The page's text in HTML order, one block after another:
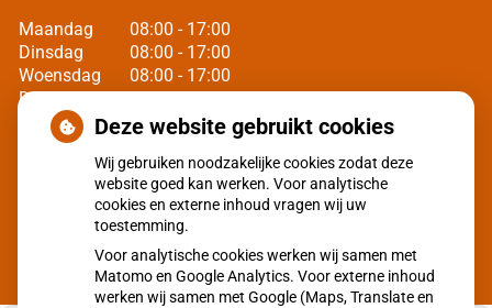
Maandag
08:00 - 17:00
Dinsdag
08:00 - 17:00
Woensdag
08:00 - 17:00
Donderdag
08:00 - 17:00
Vrijdag
08:00 - 17:00
Van 10:30 - 11:00 en 12:00 - 13:00 zijn wij in verband met
overleg en pauze alleen geopend voor spoedgevallen.
Deze website gebruikt cookies
Wij gebruiken noodzakelijke cookies zodat deze
website goed kan werken. Voor analytische
cookies en externe inhoud vragen wij uw
toestemming.
Voor analytische cookies werken wij samen met
Matomo en Google Analytics. Voor externe inhoud
werken wij samen met Google (Maps, Translate en